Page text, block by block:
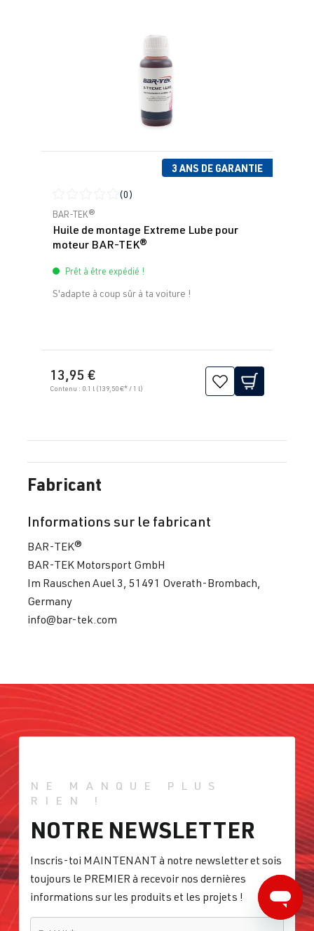
3 ANS DE GARANTIE
Note moyenne de 0 sur 5 étoiles
(0)
BAR-TEK®
Huile de montage Extreme Lube pour
moteur BAR-TEK®
Prêt à être expédié !
S'adapte à coup sûr à ta voiture !
13,95 €
Contenu : 0.1 l (139,50 €* / 1 l)
Fabricant
Informations sur le fabricant
BAR-TEK®
BAR-TEK Motorsport GmbH
Im Rauschen Auel 3, 51491 Overath-Brombach,
Germany
info@bar-tek.com
NE MANQUE PLUS
RIEN !
NOTRE NEWSLETTER
Inscris-toi MAINTENANT à notre newsletter et sois
toujours le PREMIER à recevoir nos dernières
informations sur les produits et les projets !